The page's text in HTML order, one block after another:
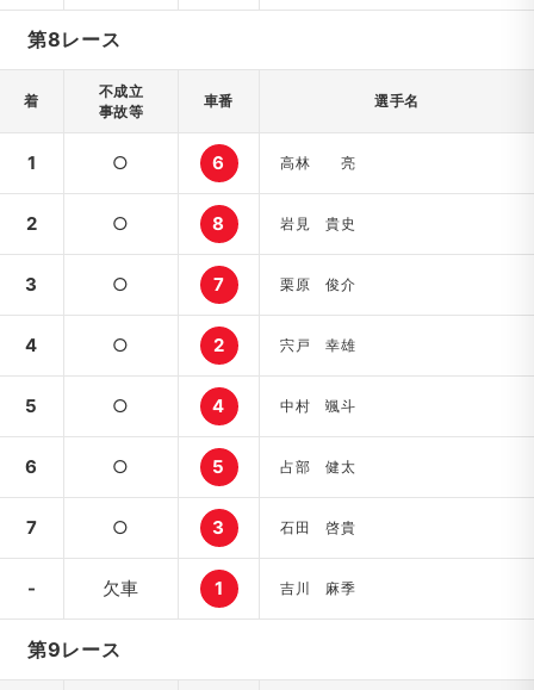
第8レース
着
不成立
事故等
車番 選手名
1 ○ 6 高林 亮
2 ○ 8 岩見 貴史
3 ○ 7 栗原 俊介
4 ○ 2 宍戸 幸雄
5 ○ 4 中村 颯斗
6 ○ 5 占部 健太
7 ○ 3 石田 啓貴
- 欠車 1 吉川 麻季
第9レース